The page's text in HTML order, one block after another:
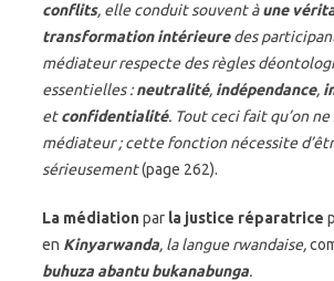
conflits, elle conduit souvent àune
transformation intérieuredes
médiateur respecte des règles
essentielles :neutralité, indépendance,
etconfidentialité. Tout ceci fait qu’on ne
médiateur ; cette fonction nécessite
sérieusement(page 262).
La médiationpar la justice réparatrice
en Kinyarwanda, la langue rwandaise,
buhuza abantu bukanabunga.